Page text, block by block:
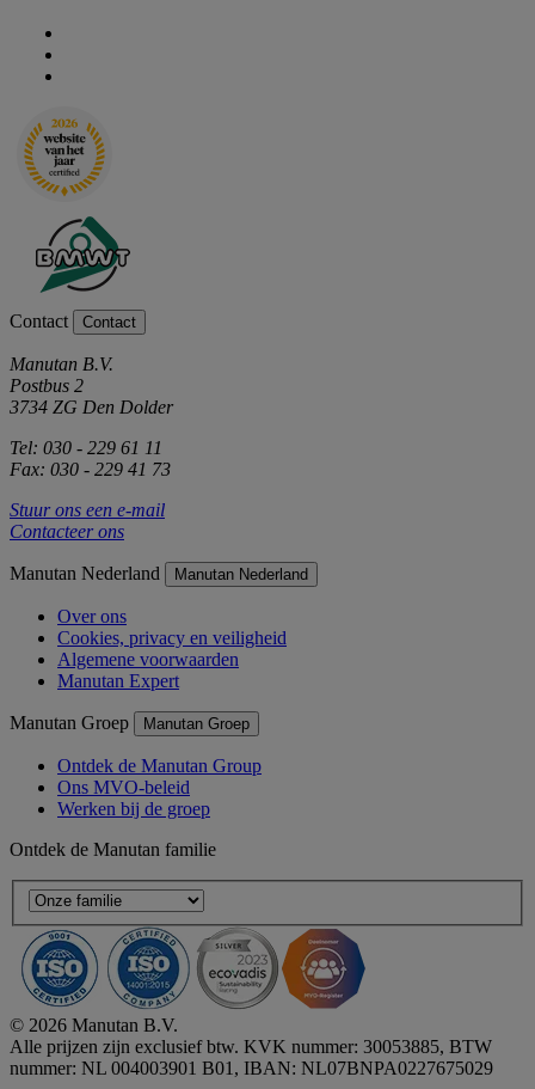
Contact Contact
Manutan B.V.
Postbus 2
3734 ZG Den Dolder
Tel: 030 - 229 61 11
Fax: 030 - 229 41 73
Stuur ons een e-mail
Contacteer ons
Manutan Nederland Manutan Nederland
Over ons
Cookies, privacy en veiligheid
Algemene voorwaarden
Manutan Expert
Manutan Groep Manutan Groep
Ontdek de Manutan Group
Ons MVO-beleid
Werken bij de groep
Ontdek de Manutan familie
© 2026 Manutan B.V.
Alle prijzen zijn exclusief btw. KVK nummer: 30053885, BTW
nummer: NL 004003901 B01, IBAN: NL07BNPA0227675029